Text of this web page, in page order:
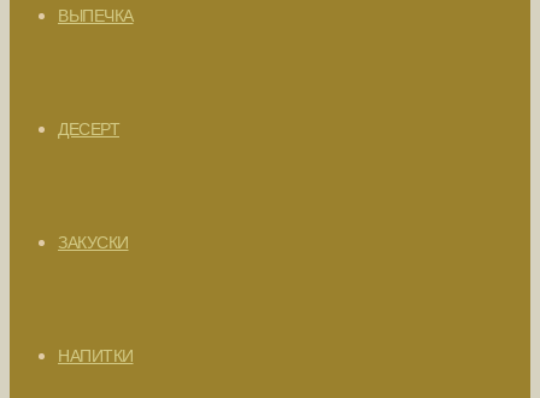
ВЫПЕЧКА
ДЕСЕРТ
ЗАКУСКИ
НАПИТКИ